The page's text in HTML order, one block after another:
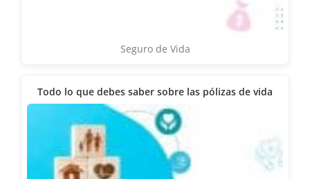
Seguro de Vida
Todo lo que debes saber sobre las pólizas de vida